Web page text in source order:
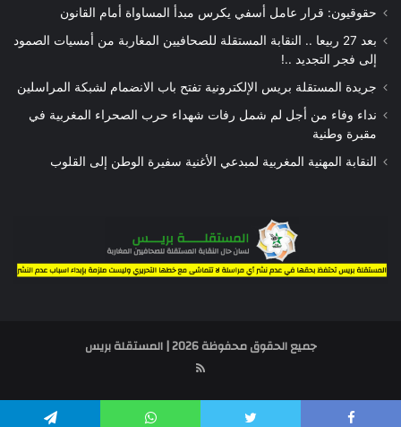
حقوقيون: قرار عامل أسفي يكرس مبدأ المساواة أمام القانون
بعد 27 ربيعا .. النقابة المستقلة للصحافيين المغاربة من أمسيات الصمود
إلى فجر التجديد ..!
جريدة المستقلة بريس الإلكترونية تفتح باب الانضمام لشبكة المراسلين
نداء وفاء من أجل لم شمل رفات شهداء حرب الصحراء المغربية في
مقبرة وطنية
النقابة المهنية المغربية لمبدعي الأغنية سفيرة الوطن إلى القلوب
جميع الحقوق محفوظة 2026 | المستقلة بريس
RSS